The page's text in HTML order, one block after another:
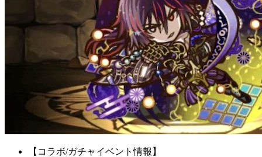
【コラボ/ガチャイベント情報】